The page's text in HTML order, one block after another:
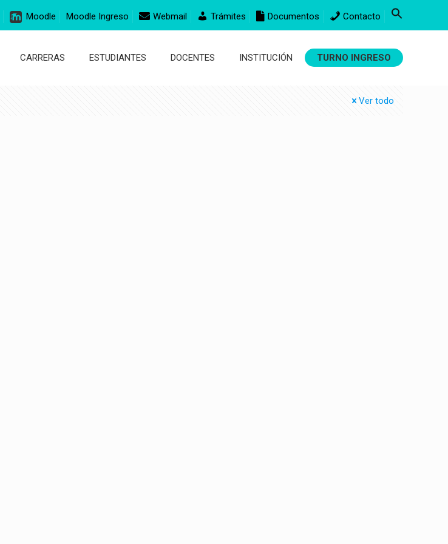
Moodle Moodle Ingreso Webmail Trámites Documentos Contacto
CARRERAS ESTUDIANTES DOCENTES INSTITUCIÓN TURNO INGRESO
Ver todo